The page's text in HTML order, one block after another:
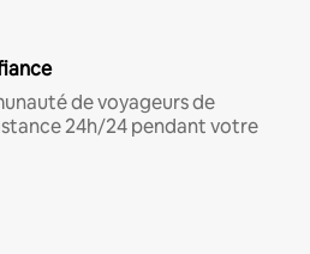
de voyageurs de
24h/24 pendant votre